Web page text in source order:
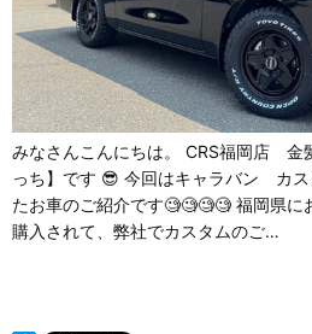
みなさんこんにちは。 CRS福岡店 金
っち】です 😎 今回はキャラバン カス
たお車のご紹介です🧐🧐🧐🧐 福岡県
購入されて、弊社でカスタムのご…